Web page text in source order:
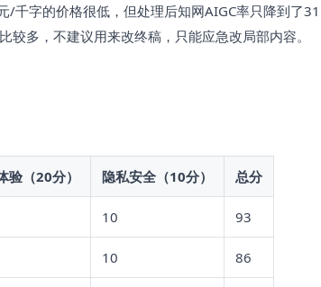
千字的价格很低，但处理后知网AIGC率只降到了
多，不建议用来改终稿，只能应急改局部内容。
验（20分） 隐私安全（10分） 总分
10 93
10 86